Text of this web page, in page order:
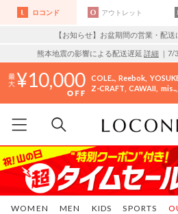
ロコンド アウトレット
【お知らせ】お盆期間の営業・配
熊本地震の影響による配送遅延 詳細 ｜7/
10,000 COLE.. Reebok
Z-CRAFT CAWAII mis..
WOMEN MEN KIDS SPORTS